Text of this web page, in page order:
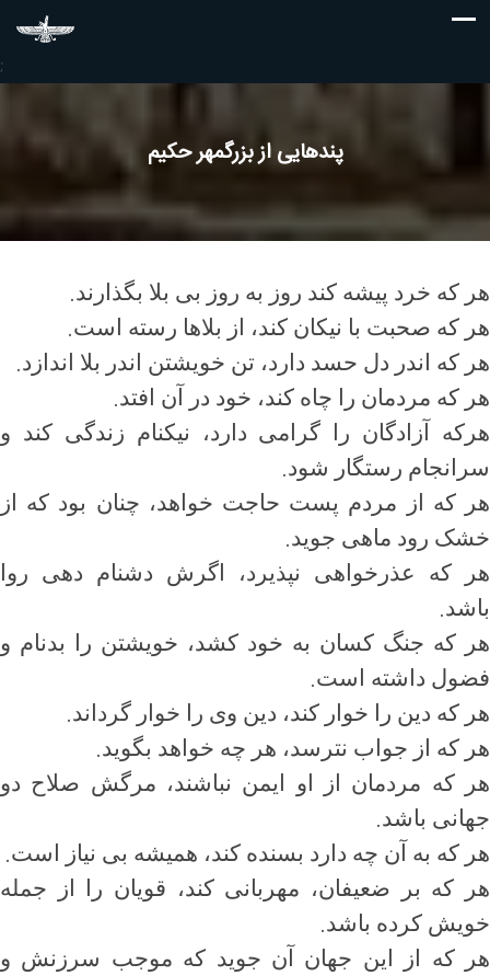
;
پندهایی از بزرگمهر حکیم
هر که خرد پیشه کند روز به روز بی بلا بگذارند.
هر که صحبت با نیکان کند، از بلاها رسته است.
هر که اندر دل حسد دارد، تن خویشتن اندر بلا اندازد.
هر که مردمان را چاه کند، خود در آن افتد.
هرکه آزادگان را گرامی دارد، نیکنام زندگی کند و
سرانجام رستگار شود.
هر که از مردم پست حاجت خواهد‏،‏‏‏‏‏‏ چنان بود که از
خشک رود ماهی جوید.
هر که عذرخواهی نپذیرد، اگرش دشنام دهی روا
باشد.
هر که جنگ کسان به خود کشد، خویشتن را بدنام و
فضول داشته است.
هر که دین را خوار کند، دین وی را خوار گرداند.
هر که از جواب نترسد، هر چه خواهد بگوید.
هر که مردمان از او ایمن نباشند، مرگش صلاح دو
جهانی باشد.
هر که به آن چه دارد بسنده کند، همیشه بی نیاز است.
هر که بر ضعیفان، مهربانی کند، قویان را از جمله
خویش کرده باشد.
هر که از این جهان آن جوید که موجب سرزنش و